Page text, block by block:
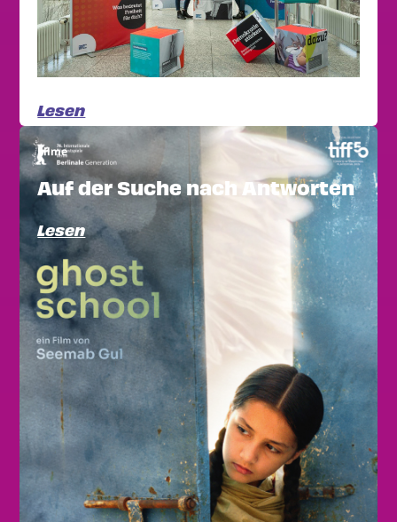
Lesen
Filme
Auf der Suche nach Antworten
Lesen